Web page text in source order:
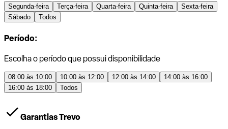
Segunda-feira Terça-feira Quarta-feira Quinta-feira
Sexta-feira
Sábado
Todos
Período:
Escolha o período que possui disponibilidade
08:00 às 10:00 10:00 às 12:00 12:00 às 14:00
14:00 às 16:00
16:00 às 18:00
Todos
Garantias Trevo